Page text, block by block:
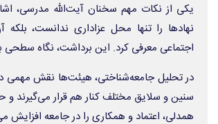
یکی از نکات مهم سخنان آیت‌الله مدرسی،
نهادها را تنها محل عزاداری ندانست،
اجتماعی معرفی کرد. این برداشت، نگاه
در تحلیل جامعه‌شناختی، هیئت‌ها نقش مهمی در
سنین و سلایق مختلف کنار هم قرار
همدلی، اعتماد و همکاری را در جامعه افزایش